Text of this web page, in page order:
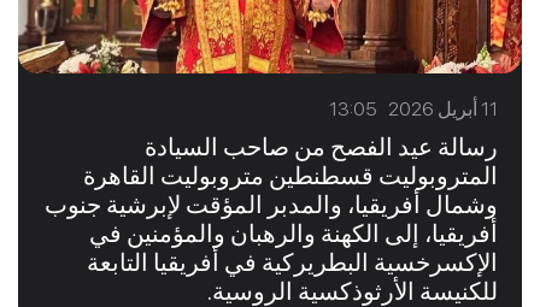
11 أبريل 2026 13:05
رسالة عيد الفصح من صاحب السيادة
المتروبوليت قسطنطين متروبوليت القاهرة
وشمال أفريقيا، والمدبر المؤقت لإبرشية جنوب
أفريقيا، إلى الكهنة والرهبان والمؤمنين في
الإكسرخسية البطريركية في أفريقيا التابعة
للكنيسة الأرثوذكسية الروسية.